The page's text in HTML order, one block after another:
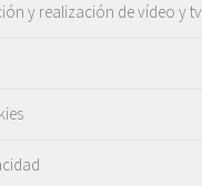
y realización de vídeo y tv